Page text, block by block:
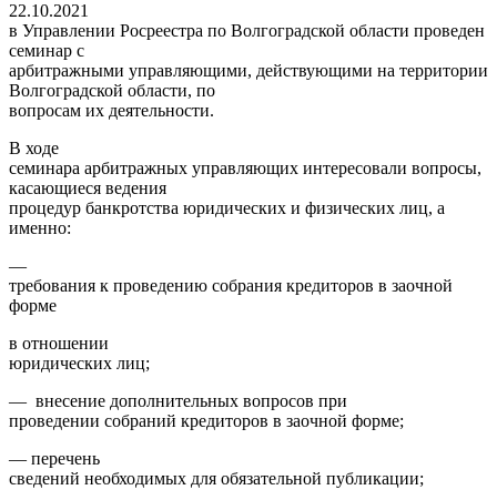
22.10.2021
в Управлении Росреестра по Волгоградской области проведен
семинар с
арбитражными управляющими, действующими на территории
Волгоградской области, по
вопросам их деятельности.
В ходе
семинара арбитражных управляющих интересовали вопросы,
касающиеся ведения
процедур банкротства юридических и физических лиц, а
именно:
—
требования к проведению собрания кредиторов в заочной
форме
в отношении
юридических лиц;
— внесение дополнительных вопросов при
проведении собраний кредиторов в заочной форме;
— перечень
сведений необходимых для обязательной публикации;